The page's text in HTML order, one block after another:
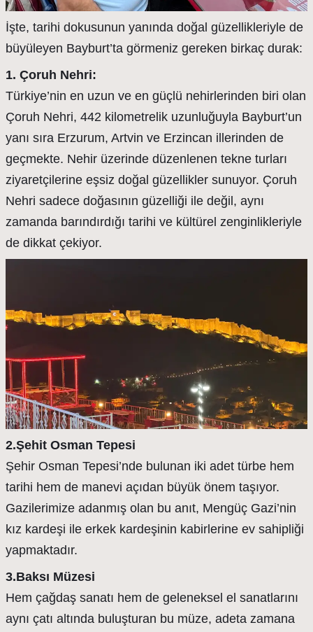
İşte, tarihi dokusunun yanında doğal güzellikleriyle de
büyüleyen Bayburt’ta görmeniz gereken birkaç durak:
1. Çoruh Nehri:
Türkiye’nin en uzun ve en güçlü nehirlerinden biri olan
Çoruh Nehri, 442 kilometrelik uzunluğuyla Bayburt’un
yanı sıra Erzurum, Artvin ve Erzincan illerinden de
geçmekte. Nehir üzerinde düzenlenen tekne turları
ziyaretçilerine eşsiz doğal güzellikler sunuyor. Çoruh
Nehri sadece doğasının güzelliği ile değil, aynı
zamanda barındırdığı tarihi ve kültürel zenginlikleriyle
de dikkat çekiyor.
2.Şehit Osman Tepesi
Şehir Osman Tepesi’nde bulunan iki adet türbe hem
tarihi hem de manevi açıdan büyük önem taşıyor.
Gazilerimize adanmış olan bu anıt, Mengüç Gazi’nin
kız kardeşi ile erkek kardeşinin kabirlerine ev sahipliği
yapmaktadır.
3.Baksı Müzesi
Hem çağdaş sanatı hem de geleneksel el sanatlarını
aynı çatı altında buluşturan bu müze, adeta zamana